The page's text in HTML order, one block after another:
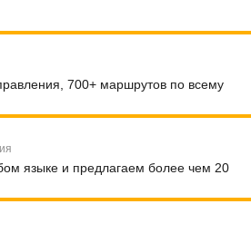
700+ маршрутов по всему
языке и предлагаем более чем 20